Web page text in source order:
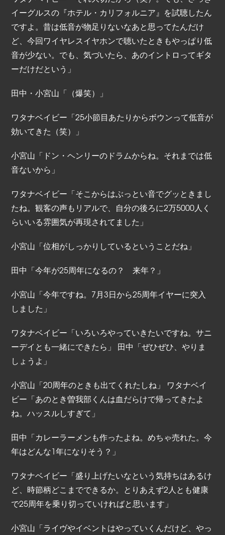
イーグルスの『ホテル・カリフォルニア』を試聴したん
ですよ。昔は低音が物足りないなあと思ってたんだけ
ど、今回ワイヤレスイヤホンで聴いたときもやっぱり低
音が少ない。でも、気づいたら、あのイントロってギタ
ーだけだという」
田中・小宮山「（爆笑）」
ワタナベイビー「25小節目あたりからボウンって低音が
効いてきた（笑）」
小宮山「ドン・ヘンリーのドラムからね。それまでは低
音ないから」
ワタナベイビー「そこからはぶっとい音でグッときまし
たね。観客の声もリアルで、自分の後ろに2万5000人く
らいいる雰囲気が再現されてました」
小宮山「位相がしっかりしているということだね」
田中「今年が25周年になるの？ 来年？」
小宮山「今年ですね。7月3日から25周年イヤーに突入
しました」
ワタナベイビー「いろいろやっていきたいですね。サニ
ーデイとも一緒にできたら」 田中「ぜひぜひ、やりま
しょうよ」
小宮山「20周年のときも出てくれたしね」 ワタナベイ
ビー「あのとき曽我部くんは血だらけで帰ってきたよ
ね。ハッスルしすぎて」
田中「カレーラーメンも作ったよね。めちゃ売れた。今
年はどんな1年になりそう？」
ワタナベイビー「盛り上げたいなという気持ちはあるけ
ど、時節柄どこまでできるか。とりあえず2人とも健康
で25周年を乗り切っていければと思います」
小宮山「ライヴやイベントはやっていくんだけど、やっ